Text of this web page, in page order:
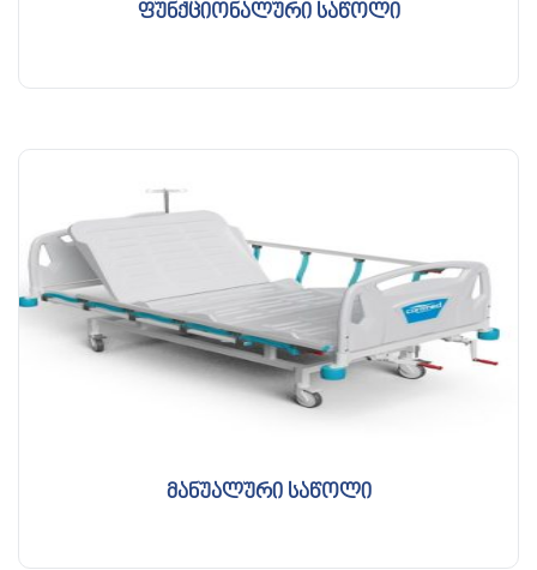
ფუნქციონალური საწოლი
მანუალური საწოლი